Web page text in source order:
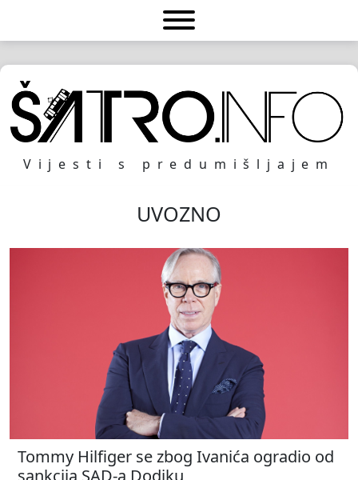
Vijesti s predumišljajem
UVOZNO
Tommy Hilfiger se zbog Ivanića ogradio od
sankcija SAD-a Dodiku